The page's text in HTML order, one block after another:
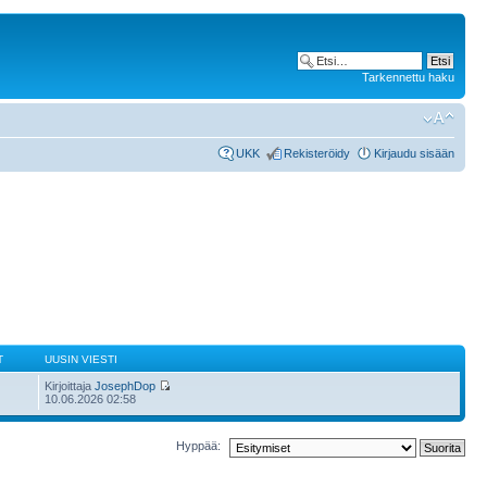
Tarkennettu haku
UKK Rekisteröidy Kirjaudu sisään
UUSIN VIESTI
KirjoittajaJosephDop
10.06.2026 02:58
Hyppää: